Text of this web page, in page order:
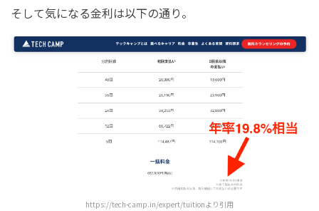
そして気になる金利は以下の通り。
https://tech-camp.in/expert/tuitionより引用